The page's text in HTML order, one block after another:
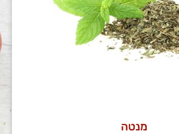
מנטה